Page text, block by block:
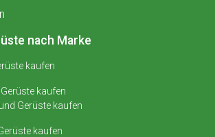
nach Marke
kaufen
kaufen
Gerüste kaufen
kaufen